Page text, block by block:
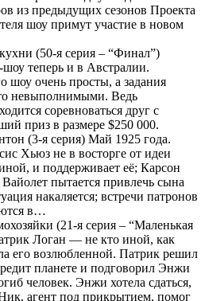
из предыдущих сезонов Проекта
шоу примут участие в новом
(50-я серия – “Финал”)
теперь и в Австралии.
шоу очень просты, а задания
невыполнимыми. Ведь
соревноваться друг с
приз в размере $250 000.
(3-я серия) Май 1925 года.
Хьюз не в восторге от идеи
и поддерживает её; Карсон
пытается привлечь сына
накаляется; встречи патронов
в…
(21-я серия – “Маленькая
Логан — не кто иной, как
его возлюбленной. Патрик решил
планете и подговорил Энжи
человек. Энжи хотела сдаться,
агент под прикрытием, помог